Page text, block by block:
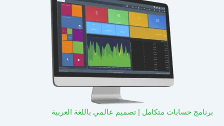
برنامج حسابات متكامل | تصميم عالمي باللغة العربية